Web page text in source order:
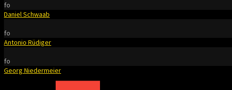
fo
Daniel Schwaab
fo
Antonio Rüdiger
fo
Georg Niedermeier